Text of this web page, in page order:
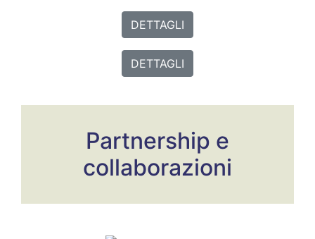
DETTAGLI
DETTAGLI
Partnership e
collaborazioni